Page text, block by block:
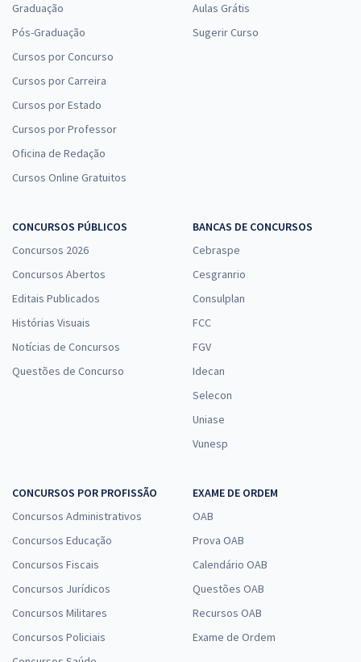
Graduação
Pós-Graduação
Cursos por Concurso
Cursos por Carreira
Cursos por Estado
Cursos por Professor
Oficina de Redação
Cursos Online Gratuitos
Aulas Grátis
Sugerir Curso
CONCURSOS PÚBLICOS
Concursos 2026
Concursos Abertos
Editais Publicados
Histórias Visuais
Notícias de Concursos
Questões de Concurso
BANCAS DE CONCURSOS
Cebraspe
Cesgranrio
Consulplan
FCC
FGV
Idecan
Selecon
Uniase
Vunesp
CONCURSOS POR PROFISSÃO
Concursos Administrativos
Concursos Educação
Concursos Fiscais
Concursos Jurídicos
Concursos Militares
Concursos Policiais
EXAME DE ORDEM
OAB
Prova OAB
Calendário OAB
Questões OAB
Recursos OAB
Exame de Ordem